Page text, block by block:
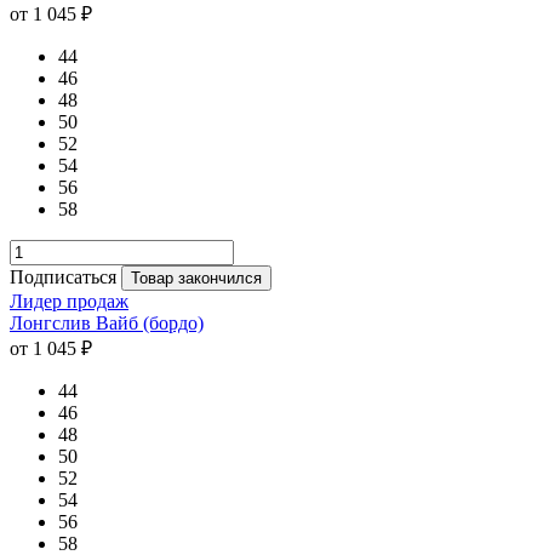
от 1 045 ₽
44
46
48
50
52
54
56
58
Подписаться Товар закончился
Лидер продаж
Лонгслив Вайб (бордо)
от 1 045 ₽
44
46
48
50
52
54
56
58